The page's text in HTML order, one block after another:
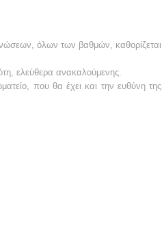
όλων των βαθμών, καθορίζεται
ελεύθερα ανακαλούμενης.
που θα έχει και την ευθύνη της